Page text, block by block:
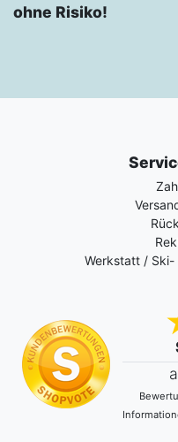
ohne Risiko!
Werkstatt / Ski-